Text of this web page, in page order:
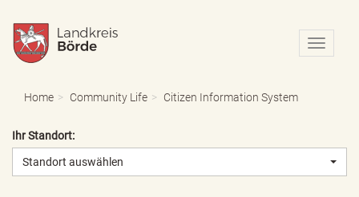
N
a
o
Home Community Life Citizen Information System
Ihr Standort:
Standort auswählen